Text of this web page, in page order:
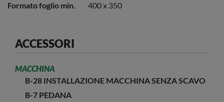
Formato foglio min.
400 x 350
ACCESSORI
MACCHINA
B-28 INSTALLAZIONE MACCHINA SENZA SCAVO
B-7 PEDANA